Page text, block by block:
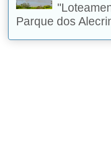
Parque dos